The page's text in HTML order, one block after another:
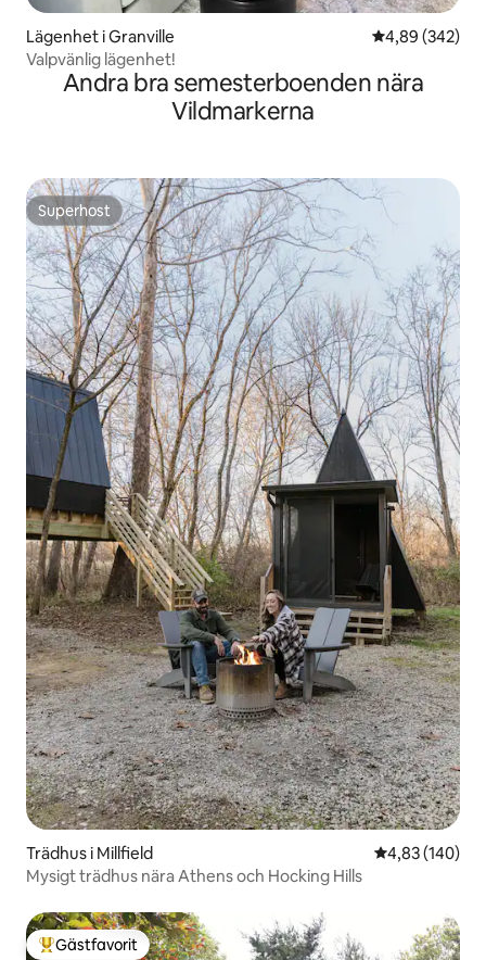
Lägenhet i Granville 4,89 av 5 i
4,89 (342)
Valpvänlig lägenhet!
Andra bra semesterboenden nära
Vildmarkerna
Superhost
Superhost
Trädhus i Millfield 4,83 av 5 i
4,83 (140)
Mysigt trädhus nära Athens och Hocking Hills
Populär gästfavorit
Gästfavorit